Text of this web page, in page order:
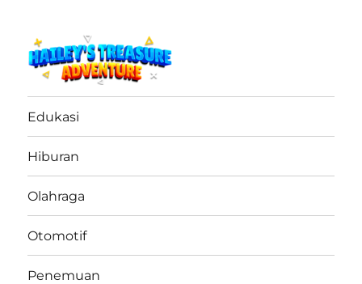
haileystreasureadventure.net
Edukasi
Hiburan
Olahraga
Otomotif
Penemuan